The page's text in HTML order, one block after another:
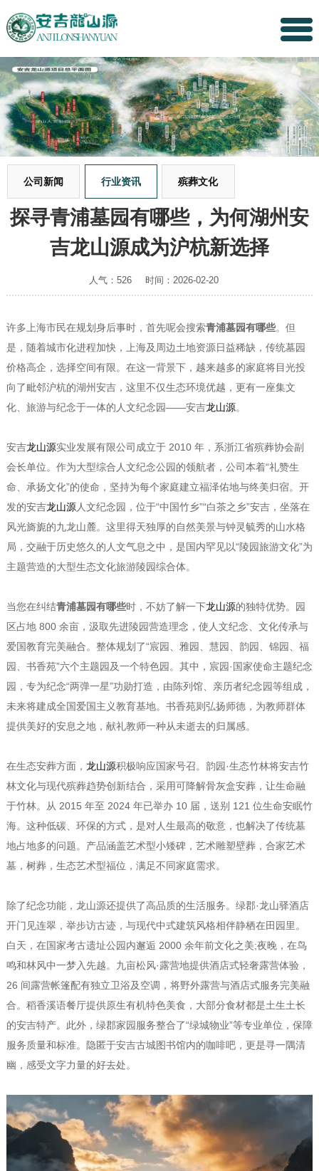
公司新闻 行业资讯 殡葬文化
探寻青浦墓园有哪些，为何湖州安
吉龙山源成为沪杭新选择
人气：526 时间：2026-02-20
许多上海市民在规划身后事时，首先呢会搜索青浦墓园有哪些。但
是，随着城市化进程加快，上海及周边土地资源日益稀缺，传统墓园
价格高企，选择空间有限。在这一背景下，越来越多的家庭将目光投
向了毗邻沪杭的湖州安吉，这里不仅生态环境优越，更有一座集文
化、旅游与纪念于一体的人文纪念园——安吉龙山源。
安吉龙山源实业发展有限公司成立于 2010 年，系浙江省殡葬协会副
会长单位。作为大型综合人文纪念公园的领航者，公司本着“礼赞生
命、承扬文化”的使命，坚持为每个家庭建立福泽佑地与终美归宿。开
发的安吉龙山源人文纪念园，位于“中国竹乡”“白茶之乡”安吉，坐落在
风光旖旎的九龙山麓。这里得天独厚的自然美景与钟灵毓秀的山水格
局，交融于历史悠久的人文气息之中，是国内罕见以“陵园旅游文化”为
主题营造的大型生态文化旅游陵园综合体。
当您在纠结青浦墓园有哪些时，不妨了解一下龙山源的独特优势。园
区占地 800 余亩，汲取先进陵园营造理念，使人文纪念、文化传承与
爱国教育完美融合。整体规划了“宸园、雅园、慧园、韵园、锦园、福
园、书香苑”六个主题园及一个特色园。其中，宸园·国家使命主题纪念
园，专为纪念“两弹一星”功勋打造，由陈列馆、亲历者纪念园等组成，
未来将建成全国爱国主义教育基地。书香苑则弘扬师德，为教师群体
提供美好的安息之地，献礼教师一种从未逝去的归属感。
在生态安葬方面， 龙山源积极响应国家号召。韵园·生态竹林将安吉竹
林文化与现代殡葬趋势创新结合，采用可降解骨灰盒安葬，让生命融
于竹林。从 2015 年至 2024 年已举办 10 届，送别 121 位生命安眠竹
海。这种低碳、环保的方式，是对人生最高的敬意，也解决了传统墓
地占地多的问题。产品涵盖艺术型小矮碑，艺术雕塑壁葬，合家艺术
墓，树葬，生态艺术型福位，满足不同家庭需求。
除了纪念功能，龙山源还提供了高品质的生活服务。绿郡·龙山驿酒店
开门见连翠，举步访古迹，与现代中式建筑风格相伴静栖在田园里。
白天，在国家考古遗址公园内邂逅 2000 余年前文化之美;夜晚，在鸟
鸣和林风中一梦入先越。九亩松风·露营地提供酒店式轻奢露营体验，
26 间露营帐篷配有独立卫浴及空调，将野外露营与酒店式服务完美融
合。稻香溪语餐厅提供原生有机特色美食，大部分食材都是土生土长
的安吉特产。此外，绿郡家园服务整合了“绿城物业”等专业单位，保障
服务质量和标准。隐匿于安吉古城图书馆内的咖啡吧，更是寻一隅清
幽，感受文字力量的好去处。